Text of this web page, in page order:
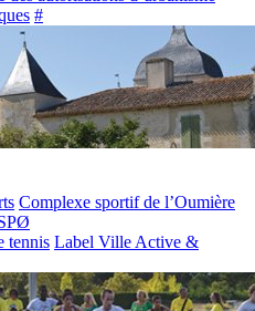
#
Complexe sportif de l’Oumière
tennis Label Ville Active &